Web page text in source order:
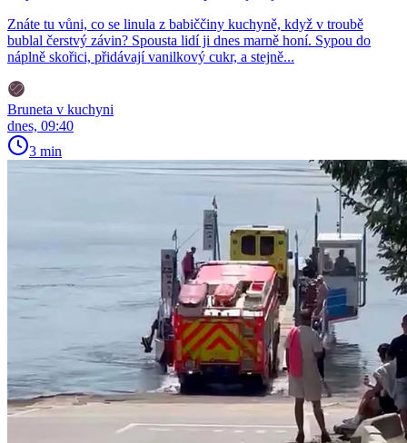
Znáte tu vůni, co se linula z babiččiny kuchyně, když v troubě
bublal čerstvý závin? Spousta lidí ji dnes marně honí. Sypou do
náplně skořici, přidávají vanilkový cukr, a stejně...
Bruneta v kuchyni
dnes, 09:40
3 min